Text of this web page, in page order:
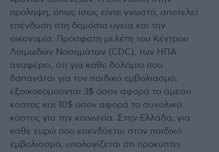
πρόληψη, όπως ίσως είναι γνωστό, αποτελεί
επένδυση στη δημόσια υγεία και την
οικονομία. Πρόσφατη μελέτη του Κέντρου
Λοιμωδών Νοσημάτων (CDC), των ΗΠΑ
αναφέρει, ότι για κάθε δολάριο που
δαπανάται για τον παιδικό εμβολιασμό,
εξοικονομούνται 3$ όσον αφορά το άμεσο
κόστος και 10$ όσον αφορά το συνολικό
κόστος για την κοινωνία. Στην Ελλάδα, για
κάθε ευρώ που επενδύεται στον παιδικό
εμβολιασμό, υπολογίζεται ότι προκύπτει